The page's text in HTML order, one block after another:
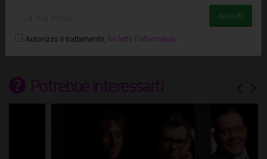
| ©OpenStreetMap
Potrebbe interessarti
Autorizzo il trattamento, ho letto l'informativa